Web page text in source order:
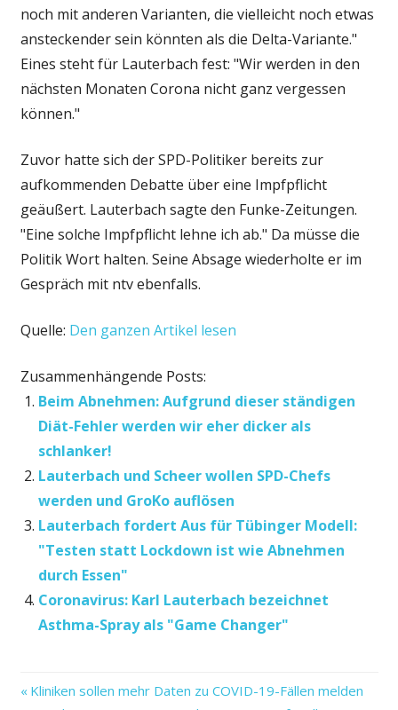
noch mit anderen Varianten, die vielleicht noch etwas
ansteckender sein könnten als die Delta-Variante."
Eines steht für Lauterbach fest: "Wir werden in den
nächsten Monaten Corona nicht ganz vergessen
können."
Zuvor hatte sich der SPD-Politiker bereits zur
aufkommenden Debatte über eine Impfpflicht
geäußert. Lauterbach sagte den Funke-Zeitungen.
"Eine solche Impfpflicht lehne ich ab." Da müsse die
Politik Wort halten. Seine Absage wiederholte er im
Gespräch mit ntv ebenfalls.
Quelle: Den ganzen Artikel lesen
Zusammenhängende Posts:
Beim Abnehmen: Aufgrund dieser ständigen
Diät-Fehler werden wir eher dicker als
schlanker!
Lauterbach und Scheer wollen SPD-Chefs
werden und GroKo auflösen
Lauterbach fordert Aus für Tübinger Modell:
"Testen statt Lockdown ist wie Abnehmen
durch Essen"
Coronavirus: Karl Lauterbach bezeichnet
Asthma-Spray als "Game Changer"
Karl
Beitragsnavigation
Vorheriger
Kliniken sollen mehr Daten zu COVID-19-Fällen melden